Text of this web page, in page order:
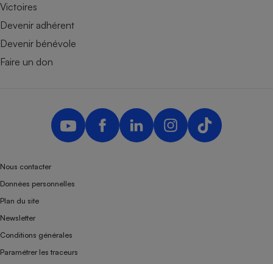
Victoires
Devenir adhérent
Devenir bénévole
Faire un don
Nous contacter
Données personnelles
Plan du site
Newsletter
Conditions générales
Paramétrer les traceurs